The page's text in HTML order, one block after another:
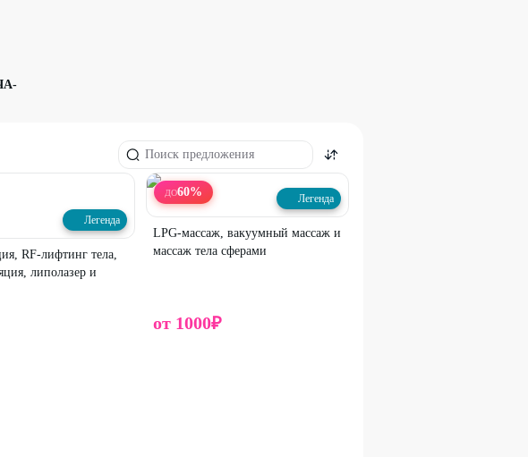
Легенда
RF-лифтинг тела,
липолазер и
ДО60% Легенда
LPG-массаж, вакуумный массаж и
массаж тела сферами
от 1000₽